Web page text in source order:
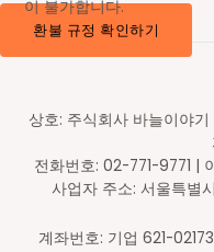
이 불가합니다.
환불 규정 확인하기
상호: 주식회사 바늘이야
전화번호: 02-771-9771 |
사업자 주소: 서울특별
계좌번호: 기업 621-